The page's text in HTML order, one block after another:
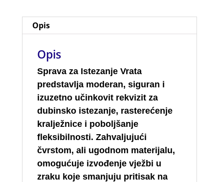
Opis
Opis
Sprava za Istezanje Vrata
predstavlja moderan, siguran i
izuzetno učinkovit rekvizit za
dubinsko istezanje, rasterećenje
kralježnice i poboljšanje
fleksibilnosti. Zahvaljujući
čvrstom, ali ugodnom materijalu,
omogućuje izvođenje vježbi u
zraku koje smanjuju pritisak na